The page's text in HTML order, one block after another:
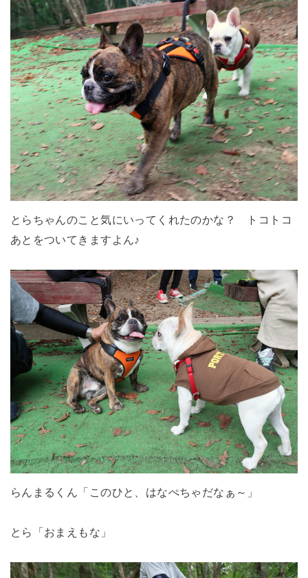
とらちゃんのこと気にいってくれたのかな？ トコトコ
あとをついてきますよん♪
らんまるくん「このひと、はなぺちゃだなぁ～」
とら「おまえもな」